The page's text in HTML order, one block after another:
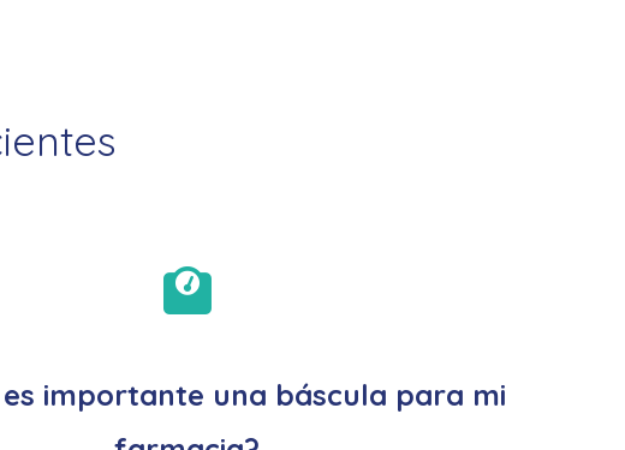
es importante una báscula para mi